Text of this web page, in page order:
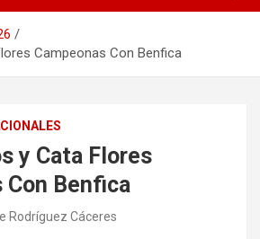
Campeonas Con Benfica
y Cata Flores
Con Benfica
Rodríguez Cáceres